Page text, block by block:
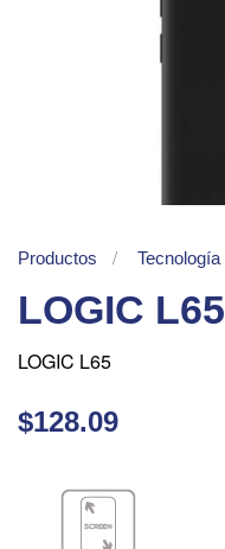
Productos Tecnología
LOGIC L65
LOGIC L65
$128.09